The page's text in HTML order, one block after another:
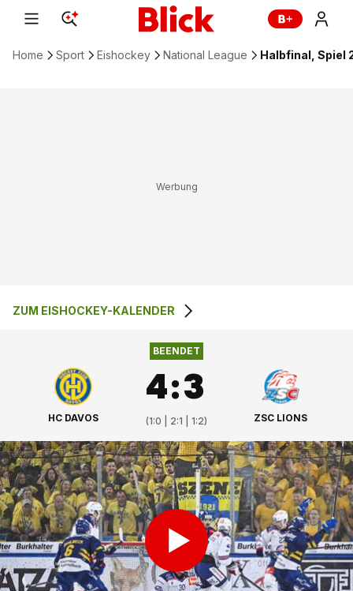
Home Sport Eishockey National League Halbfinal, Spiel
ZUM EISHOCKEY-KALENDER
HC DAVOS
BEENDET
4:3
(1:0 | 2:1 | 1:2) ZSC LIONS